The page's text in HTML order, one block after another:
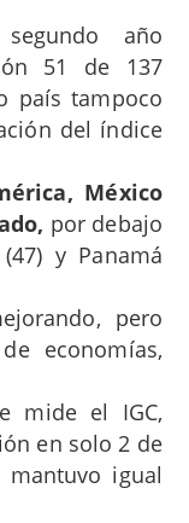
año
51 de 137
país tampoco
del índice
México
por debajo
y Panamá
pero
economías,
mide el IGC,
en solo 2 de
igual